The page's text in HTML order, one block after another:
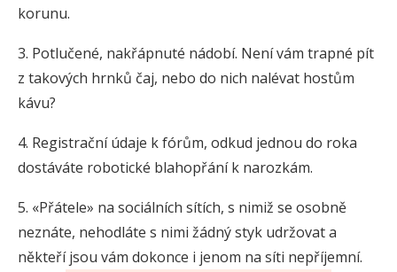
korunu.
3. Potlučené, nakřápnuté nádobí. Není vám trapné pít
z takových hrnků čaj, nebo do nich nalévat hostům
kávu?
4. Registrační údaje k fórům, odkud jednou do roka
dostáváte robotické blahopřání k narozkám.
5. «Přátele» na sociálních sítích, s nimiž se osobně
neznáte, nehodláte s nimi žádný styk udržovat a
někteří jsou vám dokonce i jenom na síti nepříjemní.